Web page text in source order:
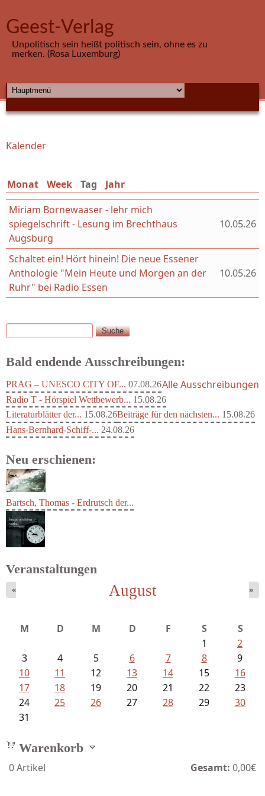
Geest-Verlag
Unpolitisch sein heißt politisch sein, ohne es zu
merken. (Rosa Luxemburg)
HAUPTMENÜ
Sie sind hier
Kalender
Monat Week Tag (aktiver Reiter)
Jahr
Miriam Bornewaaser - lehr mich
spiegelschrift - Lesung im Brechthaus
Augsburg
10.05.26
Schaltet ein! Hört hinein! Die neue Essener
Anthologie "Mein Heute und Morgen an der
Ruhr" bei Radio Essen
10.05.26
Suchformular
Suche
Bald endende Ausschreibungen:
PRAG – UNESCO CITY OF... 07.08.26
Radio T - Hörspiel Wettbewerb... 15.08.26
Literaturblätter der... 15.08.26Beiträge für den nächsten... 15.08.26
Hans-Bernhard-Schiff-... 24.08.26
Alle Ausschreibungen
Neu erschienen:
Bartsch, Thomas - Erdrutsch der...
Schaffelhofer, Jörg - knapp am...
Veranstaltungen
August
« »
M D M D F S
S
1
2
3
4 5 6 7 8
9
10
11 12 13 14 15
16
17
18 19 20 21 22
23
24
25 26 27 28 29
30
31
Warenkorb
0Artikel Gesamt: 0,00€